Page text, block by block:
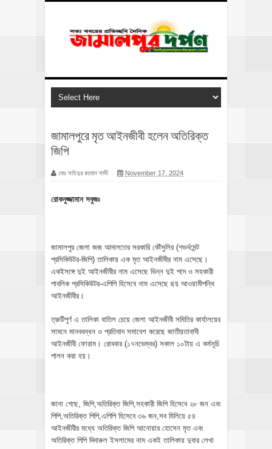
জামালপুরে মৃত আইনজীবী হলেন অতিরিক্ত
জিপি
মোঃ সাইদুর রহমান সাদী November 17, 2024
রোকনুজ্জামান সবুজঃ
জামালপুর জেলা জজ আদালতের সরকারি কৌঁসুলির (গভর্নমেন্ট
প্রসিকিউটর-জিপি) তালিকায় এক মৃত আইনজীবীর নাম এসেছে।
একইসঙ্গে দুই আইনজীবীর নাম এসেছে ভিন্ন দুই পদে ও সহকারী
পাবলিক প্রসিকিউটর-এপিপি হিসেবে নাম এসেছে ছয় আওয়ামীপন্থি
আইনজীবীর।
ত্রুটিপূর্ণ এ তালিকা বাতিল চেয়ে জেলা আইনজীবী সমিতির কার্যালয়ের
সামনে মানববন্ধন ও প্রতিবাদ সমাবেশ করেছে জাতীয়তাবাদী
আইনজীবী ফোরাম। রোববার (১৭নভেম্বর) সকাল ১০টায় এ কর্মসূচি
পালন করা হয়।
জানা গেছে, জিপি,অতিরিক্ত জিপি,সহকারী জিপি হিসেবে ২৮ জন এবং
পিপি,অতিরিক্ত পিপি,এপিপি হিসেবে ৩৬ জন,সব মিলিয়ে ৫৪
আইনজীবীর মধ্যে অতিরিক্ত জিপি আনোয়ার হোসেন মৃত এবং
অতিরিক্ত পিপি দিদারুল ইসলামের নাম একই তালিকায় দুবার লেখা